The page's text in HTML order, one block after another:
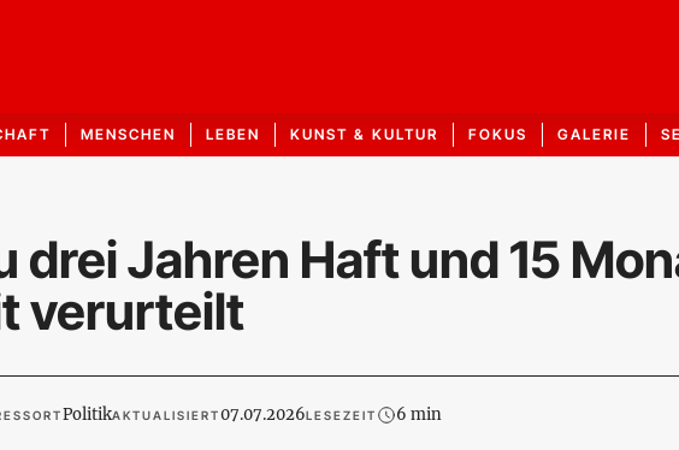
MENSCHEN LEBEN KUNST & KULTUR FOKUS GALERIE
drei Jahren Haft und 15
verurteilt
PolitikAKTUALISIERT07.07.2026LESEZEIT 6 min